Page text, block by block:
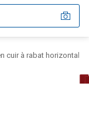
cuir à rabat horizontal